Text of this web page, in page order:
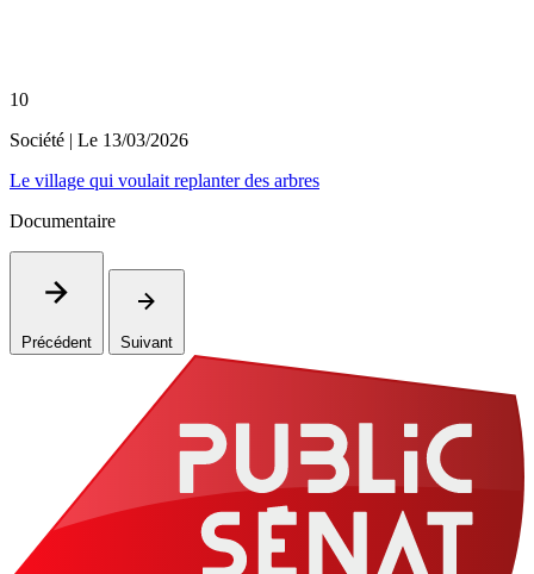
10
Société | Le 13/03/2026
Le village qui voulait replanter des arbres
Documentaire
Précédent Suivant